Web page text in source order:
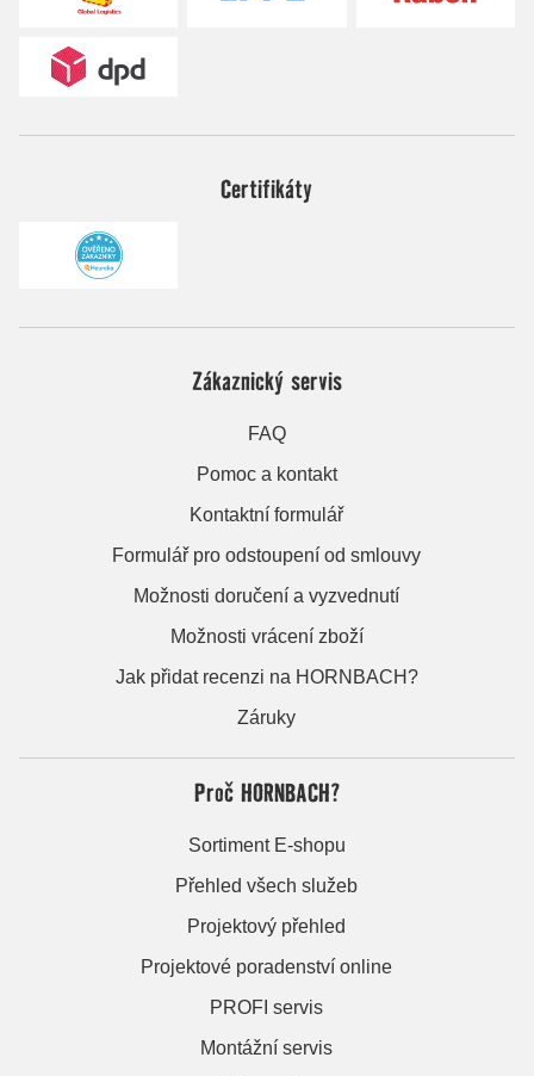
Certifikáty
Zákaznický servis
FAQ
Pomoc a kontakt
Kontaktní formulář
Formulář pro odstoupení od smlouvy
Možnosti doručení a vyzvednutí
Možnosti vrácení zboží
Jak přidat recenzi na HORNBACH?
Záruky
Proč HORNBACH?
Sortiment E-shopu
Přehled všech služeb
Projektový přehled
Projektové poradenství online
PROFI servis
Montážní servis